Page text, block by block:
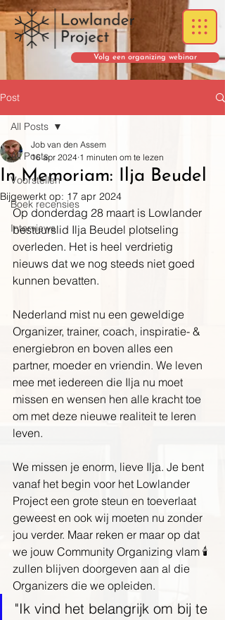
Volg een organizing webinar
Post
All Posts
Voorstellen
Boek recensies
Interviews
All Posts
In Memoriam: Ilja Beudel
Job van den Assem
16 apr 2024 1 minuten om te lezen
Bijgewerkt op: 17 apr 2024
Op donderdag 28 maart is Lowlander
bestuurslid Ilja Beudel plotseling
overleden. Het is heel verdrietig
nieuws dat we nog steeds niet goed
kunnen bevatten.
Nederland mist nu een geweldige
Organizer, trainer, coach, inspiratie- &
energiebron en boven alles een
partner, moeder en vriendin. We leven
mee met iedereen die Ilja nu moet
missen en wensen hen alle kracht toe
om met deze nieuwe realiteit te leren
leven.
We missen je enorm, lieve Ilja. Je bent
vanaf het begin voor het Lowlander
Project een grote steun en toeverlaat
geweest en ook wij moeten nu zonder
jou verder. Maar reken er maar op dat
we jouw Community Organizing vlam 🕯
zullen blijven doorgeven aan al die
Organizers die we opleiden.
"Ik vind het belangrijk om bij te